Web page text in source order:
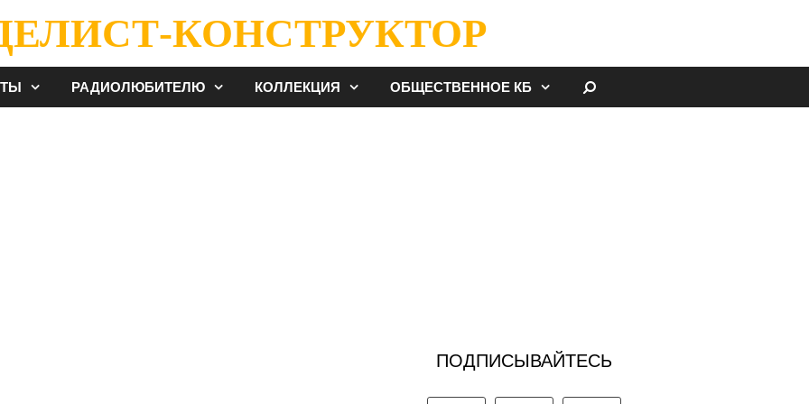
КОНСТРУКТОР
РАДИОЛЮБИТЕЛЮ КОЛЛЕКЦИЯ ОБЩЕСТВЕННОЕ КБ
ПОДПИСЫВАЙТЕСЬ